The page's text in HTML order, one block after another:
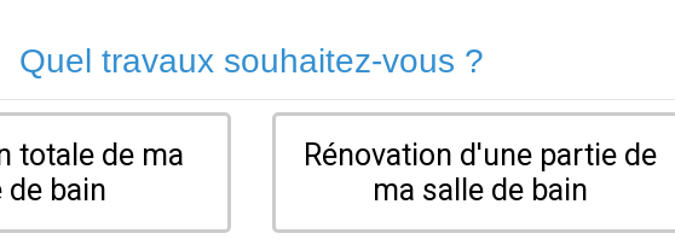
Quel travaux souhaitez-vous ?
totale de ma
de bain
Rénovation d'une partie de
ma salle de bain